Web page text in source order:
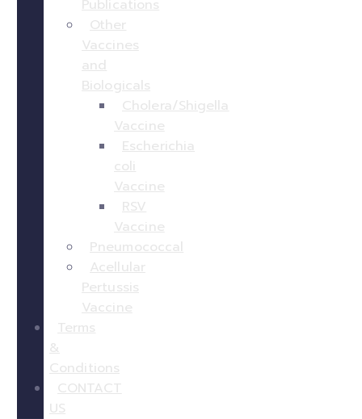
Publications
Other
Vaccines
and
Biologicals
Cholera/Shigella
Vaccine
Escherichia
coli
Vaccine
RSV
Vaccine
Pneumococcal
Acellular
Pertussis
Vaccine
Terms
&
Conditions
CONTACT
US